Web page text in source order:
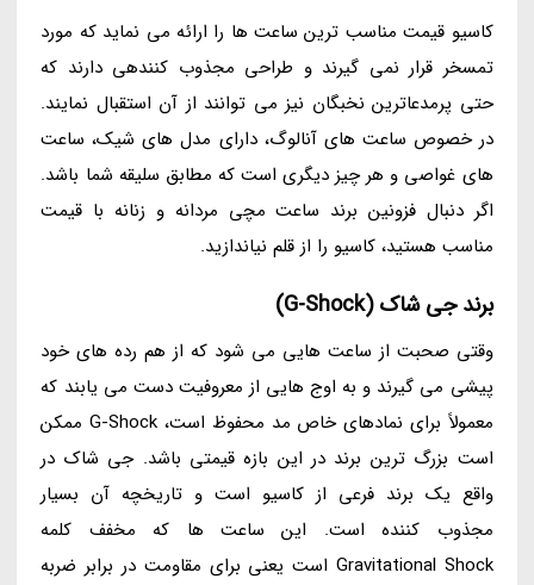
کاسیو قیمت مناسب ترین ساعت ها را ارائه می نماید که مورد
تمسخر قرار نمی گیرند و طراحی مجذوب کنندهی دارند که
حتی پرمدعاترین نخبگان نیز می توانند از آن استقبال نمایند.
در خصوص ساعت های آنالوگ، دارای مدل های شیک، ساعت
های غواصی و هر چیز دیگری است که مطابق سلیقه شما باشد.
اگر دنبال فزونین برند ساعت مچی مردانه و زنانه با قیمت
مناسب هستید، کاسیو را از قلم نیاندازید.
برند جی شاک (G-Shock)
وقتی صحبت از ساعت هایی می شود که از هم رده های خود
پیشی می گیرند و به اوج هایی از معروفیت دست می یابند که
معمولاً برای نمادهای خاص مد محفوظ است، G-Shock ممکن
است بزرگ ترین برند در این بازه قیمتی باشد. جی شاک در
واقع یک برند فرعی از کاسیو است و تاریخچه آن بسیار
مجذوب کننده است. این ساعت ها که مخفف کلمه
Gravitational Shock است یعنی برای مقاومت در برابر ضربه